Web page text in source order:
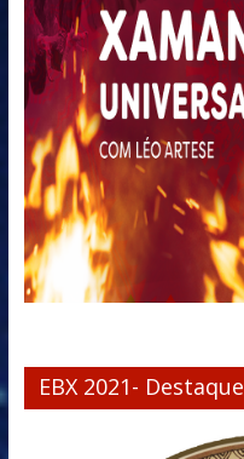
EBX 2021- Destaque